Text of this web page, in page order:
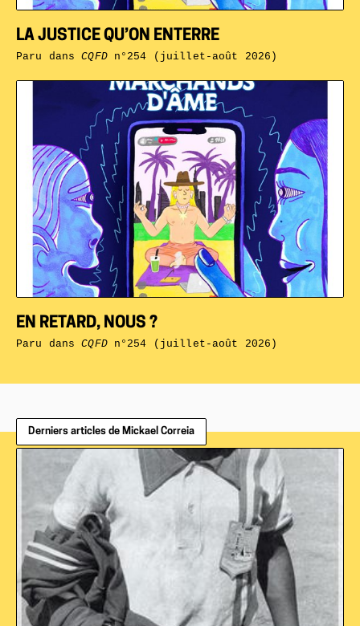
EN RETARD, NOUS ?
Paru dansCQFDn°254 (juillet-août 2026)
LA JUSTICE QU’ON ENTERRE
Paru dansCQFDn°254 (juillet-août 2026)
Derniers articles de Mickael Correia